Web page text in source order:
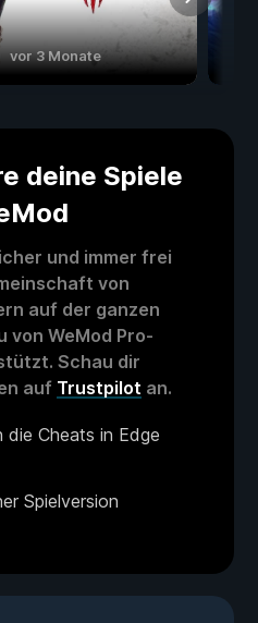
vor 3 Monate
deine Spiele
und immer frei
von
auf der ganzen
von WeMod Pro-
Schau dir
auf Trustpilot an.
die Cheats in Edge
Spielversion